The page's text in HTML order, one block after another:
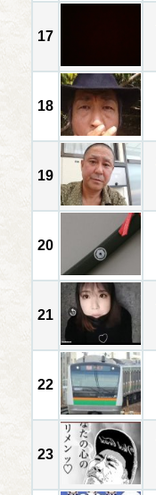
17
18
19
20
21
22
23